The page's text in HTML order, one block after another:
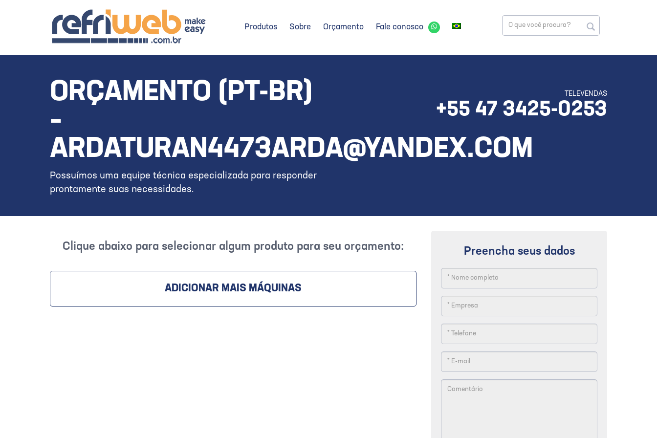
Produtos Sobre Orçamento Fale conosco
ORÇAMENTO (PT-BR)
–
ARDATURAN4473ARDA@YANDEX.COM
Possuímos uma equipe técnica especializada para responder
prontamente suas necessidades.
TELEVENDAS
+55 47 3425-0253
Clique abaixo para selecionar algum produto para seu orçamento:
ADICIONAR MAIS MÁQUINAS
Preencha seus dados